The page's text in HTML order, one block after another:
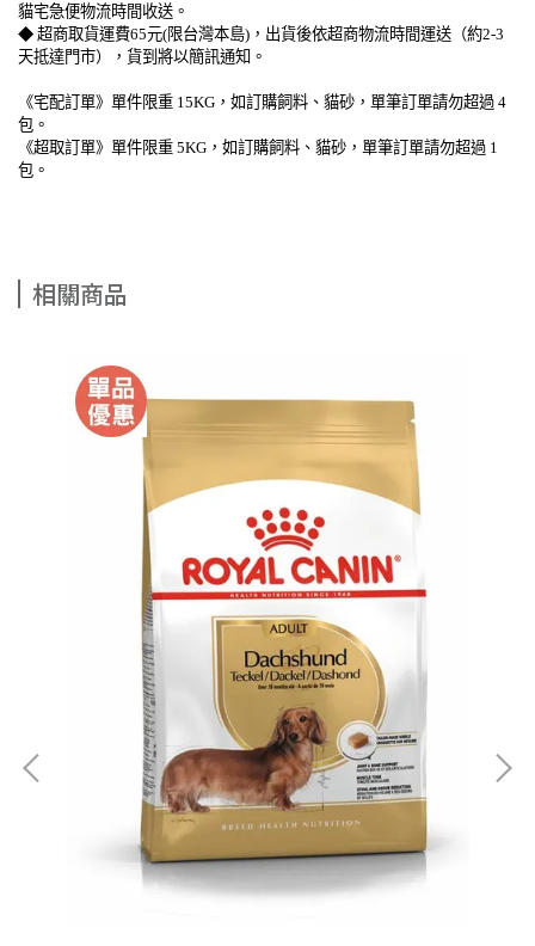
貓宅急便物流時間收送。
◆ 超商取貨運費65元(限台灣本島)，出貨後依超商物流時間運送（約2-3
天抵達門市），貨到將以簡訊通知。
《宅配訂單》單件限重 15KG，如訂購飼料、貓砂，單筆訂單請勿超過 4
包。
《超取訂單》單件限重 5KG，如訂購飼料、貓砂，單筆訂單請勿超過 1
包。
相關商品